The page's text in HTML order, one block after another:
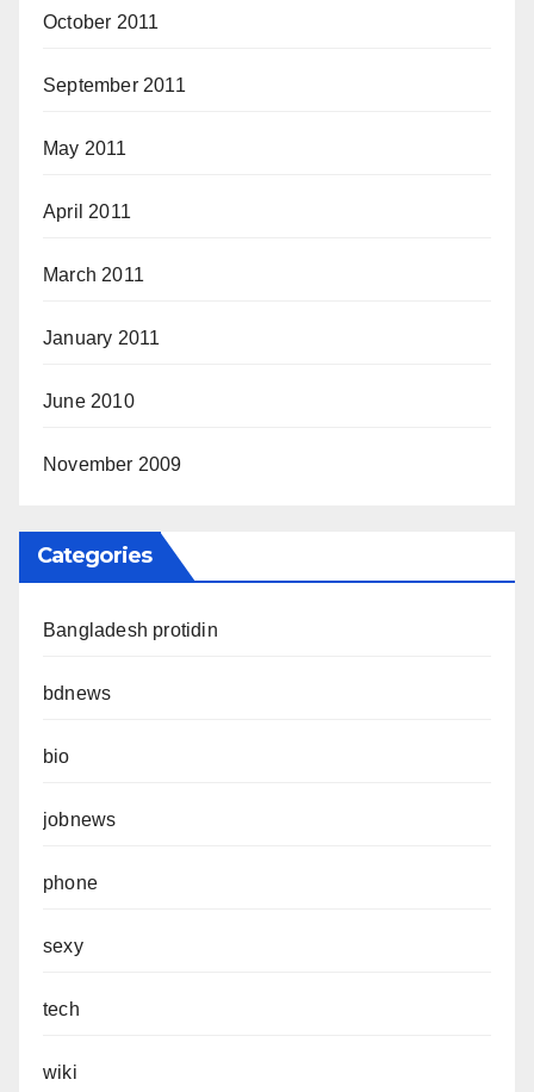
October 2011
September 2011
May 2011
April 2011
March 2011
January 2011
June 2010
November 2009
Categories
Bangladesh protidin
bdnews
bio
jobnews
phone
sexy
tech
wiki